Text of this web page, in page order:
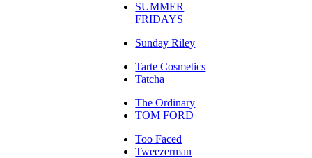
SUMMER
FRIDAYS
Sunday Riley
Tarte Cosmetics
Tatcha
The Ordinary
TOM FORD
Too Faced
Tweezerman